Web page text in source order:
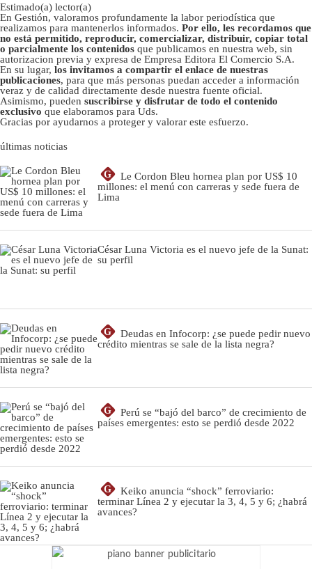
Estimado(a) lector(a)
En Gestión, valoramos profundamente la labor periodística que
realizamos para mantenerlos informados. Por ello, les recordamos que
no está permitido, reproducir, comercializar, distribuir, copiar total
o parcialmente los contenidos que publicamos en nuestra web, sin
autorizacion previa y expresa de Empresa Editora El Comercio S.A.
En su lugar, los invitamos a compartir el enlace de nuestras
publicaciones, para que más personas puedan acceder a información
veraz y de calidad directamente desde nuestra fuente oficial.
Asimismo, pueden suscribirse y disfrutar de todo el contenido
exclusivo que elaboramos para Uds.
Gracias por ayudarnos a proteger y valorar este esfuerzo.
últimas noticias
G
Le Cordon Bleu hornea plan por US$ 10
millones: el menú con carreras y sede fuera de
Lima
César Luna Victoria es el nuevo jefe de la Sunat:
su perfil
G
Deudas en Infocorp: ¿se puede pedir nuevo
crédito mientras se sale de la lista negra?
G
Perú se “bajó del barco” de crecimiento de
países emergentes: esto se perdió desde 2022
G
Keiko anuncia “shock” ferroviario:
terminar Línea 2 y ejecutar la 3, 4, 5 y 6; ¿habrá
avances?